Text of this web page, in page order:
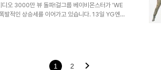
오 3000만 뷰 돌파!걸그룹 베이비몬스터가 'WE
발적인 상승세를 이어가고 있습니다. 13일 YG엔터
비디오는 이날 오전 6시께 유튜브에서 3000만 조
PERFORMANCE VIDEO 공개!YG는 14일 0시
1 2